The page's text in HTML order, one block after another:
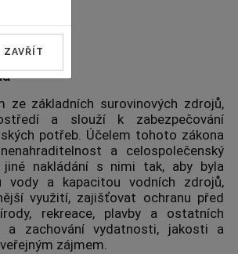
ze základních surovinových zdrojů,
a slouží k zabezpečování
potřeb. Účelem tohoto zákona
a celospolečenský
nakládání s nimi tak, aby byla
vody a kapacitou vodních zdrojů,
využití, zajišťovat ochranu před
rekreace, plavby a ostatních
a zachování vydatnosti, jakosti a
zájmem.
ZAVŘÍT